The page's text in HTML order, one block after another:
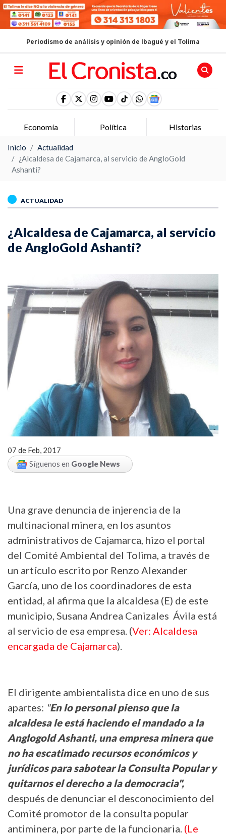
Periodismo de análisis y opinión de Ibagué y el Tolima
Economía Política Historias
Inicio
Actualidad
¿Alcaldesa de Cajamarca, al servicio de AngloGold
Ashanti?
ACTUALIDAD
¿Alcaldesa de Cajamarca, al servicio
de AngloGold Ashanti?
07 de Feb, 2017
Síguenos en Google News
Una grave denuncia de injerencia de la
multinacional minera, en los asuntos
administrativos de Cajamarca, hizo el portal
del Comité Ambiental del Tolima, a través de
un artículo escrito por Renzo Alexander
García, uno de los coordinadores de esta
entidad, al afirma que la alcaldesa (E) de este
municipio, Susana Andrea Canizales Ávila está
al servicio de esa empresa. (Ver: Alcaldesa
encargada de Cajamarca).
El dirigente ambientalista dice en uno de sus
apartes: "En lo personal pienso que la
alcaldesa le está haciendo el mandado a la
Anglogold Ashanti, una empresa minera que
no ha escatimado recursos económicos y
jurídicos para sabotear la Consulta Popular y
quitarnos el derecho a la democracia",
después de denunciar el desconocimiento del
Comité promotor de la consulta popular
antiminera, por parte de la funcionaria. (Le